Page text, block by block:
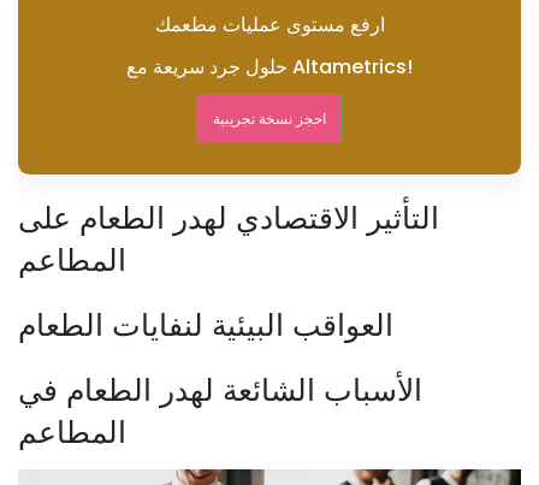
ارفع مستوى عمليات مطعمك
حلول جرد سريعة مع Altametrics!
احجز نسخة تجريبية
التأثير الاقتصادي لهدر الطعام على
المطاعم
العواقب البيئية لنفايات الطعام
الأسباب الشائعة لهدر الطعام في
المطاعم